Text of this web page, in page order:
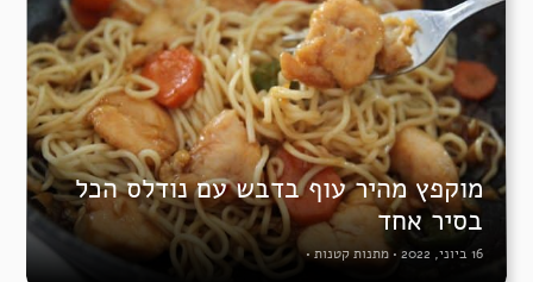
מוקפץ מהיר עוף בדבש עם נודלס הכל
בסיר אחד
16 ביוני, 2022 • מתנות קטנות•